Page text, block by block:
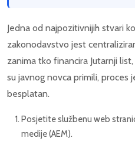
Jedna od najpozitivnijih stvari
zakonodavstvo jest
zanima tko financira Jutarnji
su javnog novca primili, proces
besplatan.
Posjetite službenu web
medije (AEM).